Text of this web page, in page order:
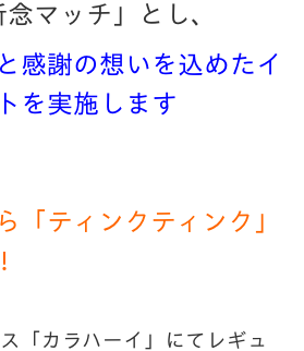
念マッチ」とし、
感謝の想いを込めたイ
を実施します
「 ティンク ティンク 」
「カラハーイ」にてレギュ